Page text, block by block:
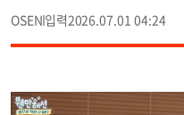
OSEN 2026.07.01 04:24